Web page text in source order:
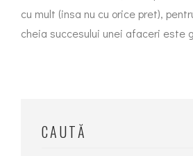
cu mult (insa nu cu orice pret),
cheia succesului unei afaceri este
CAUTĂ